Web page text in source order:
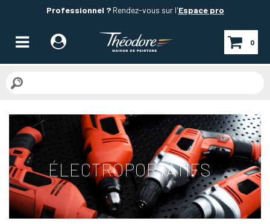
Professionnel ?Rendez-vous sur l'Espace pro
0
ÉLECTROPORTATIFS